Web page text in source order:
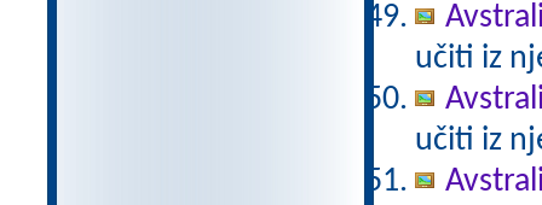
učiti iz
učiti iz